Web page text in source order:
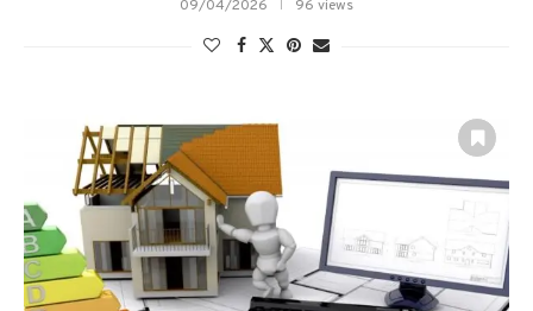
09/04/2026 96 views